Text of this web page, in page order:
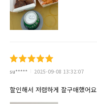
su***** 2025-09-08 13:32:07
할인해서 저렴하게 잘구매했어요